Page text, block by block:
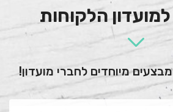
הלקוחות
מיוחדים לחברי מועדון!